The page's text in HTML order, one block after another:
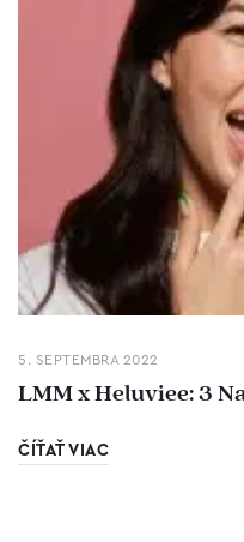
5. SEPTEMBRA 2022
LMM x Heluviee: 3
ČÍŤAŤ VIAC